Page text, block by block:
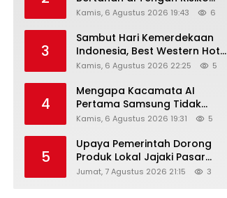
Pelayaran Selat Hormuz
Kamis, 6 Agustus 2026 19:43 6
3
Sambut Hari Kemerdekaan
Indonesia, Best Western Hotel
Hadirkan The Freedom Stay
Kamis, 6 Agustus 2026 22:25 5
4
Mengapa Kacamata AI
Pertama Samsung Tidak
Dibekali Layar?
Kamis, 6 Agustus 2026 19:31 5
5
Upaya Pemerintah Dorong
Produk Lokal Jajaki Pasar
Global, Ini Harapan Menteri
Jumat, 7 Agustus 2026 21:15 3